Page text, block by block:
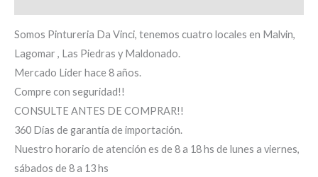
Somos Pintureria Da Vinci, tenemos cuatro locales en Malvin,
Lagomar , Las Piedras y Maldonado.
Mercado Lider hace 8 años.
Compre con seguridad!!
CONSULTE ANTES DE COMPRAR!!
360 Días de garantía de importación.
Nuestro horario de atención es de 8 a 18 hs de lunes a viernes,
sábados de 8 a 13 hs